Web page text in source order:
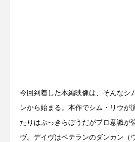
今回到着した本編映像は、そんなシ
ンから始まる。本作でシム・リウが
たりはぶっきらぼうだがプロ意識が
ヴ。デイヴはベテランのダンカン（